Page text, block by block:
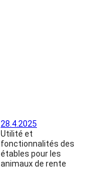
28.4.2025
Utilité et
fonctionnalités des
étables pour les
animaux de rente